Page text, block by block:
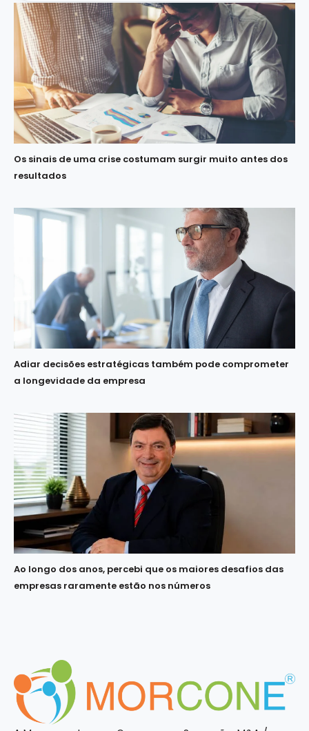
Os sinais de uma crise costumam surgir muito antes dos
resultados
Adiar decisões estratégicas também pode comprometer
a longevidade da empresa
Ao longo dos anos, percebi que os maiores desafios das
empresas raramente estão nos números